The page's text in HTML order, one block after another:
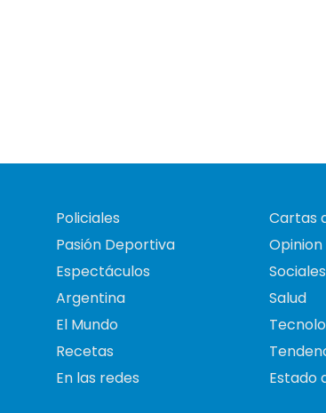
Policiales
Pasión Deportiva
Espectáculos
Argentina
El Mundo
Recetas
En las redes
Cartas
Opinion
Sociales
Salud
Estado